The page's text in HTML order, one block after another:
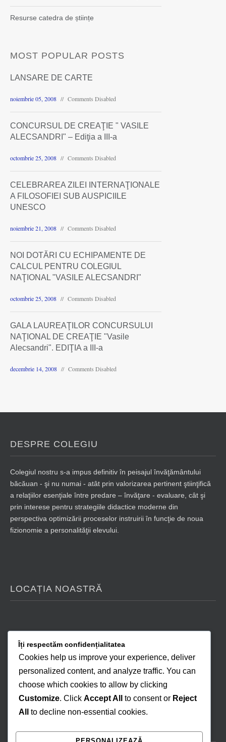
Resurse catedra de științe
MOST POPULAR POSTS
LANSARE DE CARTE
noiembrie 05, 2008 Comments Disabled
CONCURSUL DE CREAŢIE " VASILE
ALECSANDRI" – Ediţia a III-a
octombrie 25, 2008 Comments Disabled
CELEBRAREA ZILEI INTERNAŢIONALE
A FILOSOFIEI SUB AUSPICIILE
UNESCO
noiembrie 21, 2008 Comments Disabled
NOI DOTĂRI CU ECHIPAMENTE DE
CALCUL PENTRU COLEGIUL
NAŢIONAL "VASILE ALECSANDRI"
octombrie 25, 2008 Comments Disabled
GALA LAUREAŢILOR CONCURSULUI
NAŢIONAL DE CREAŢIE "Vasile
Alecsandri". EDIŢIA a III-a
decembrie 14, 2008 Comments Disabled
DESPRE COLEGIU
Colegiul nostru s-a impus definitiv în peisajul învăţământului
băcăuan - şi nu numai - atât prin valorizarea pertinent ştiinţifică
a relaţiilor esenţiale între predare – învăţare - evaluare, cât şi
prin interese pentru strategiile didactice moderne din
perspectiva optimizării proceselor instruirii în funcţie de noua
fizionomie a personalităţii elevului.
LOCAȚIA NOASTRĂ
NE GĂSEȘTI ȘI ONLINE
Îți respectăm confidențialitatea
Cookies help us improve your experience, deliver
personalized content, and analyze traffic. You can
choose which cookies to allow by clicking
Customize. Click Accept All to consent or Reject
All
to decline non-essential cookies.